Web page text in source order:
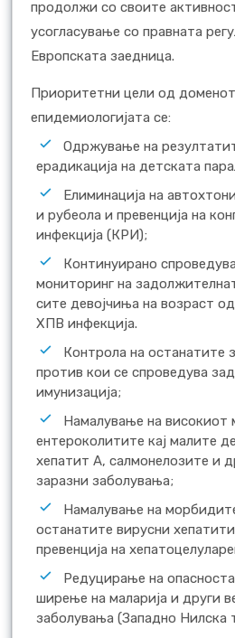
продолжи со своите
усогласување со правната
Европската заедница.
Приоритетни цели од
епидемиологијата се:
Одржување на
ерадикација на детската
Елиминација на
и рубеола и превенција на
инфекција (КРИ);
Континуирано
мониторинг на
сите девојчиња на возраст
ХПВ инфекција.
Контрола на останатите
против кои се спроведува
имунизација;
Намалување на
ентероколитите кај малите
хепатит А, салмонелозите и
заразни заболувања;
Намалување на
останатите вирусни
превенција на
Редуцирање на
ширење на маларија и други
заболувања (Западно Нилска